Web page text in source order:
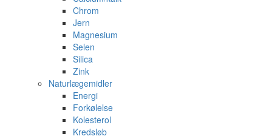
Chrom
Jern
Magnesium
Selen
Silica
Zink
Naturlægemidler
Energi
Forkølelse
Kolesterol
Kredsløb